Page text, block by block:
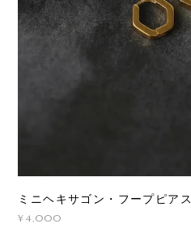
ミニヘキサゴン・フープピアス
¥4,000